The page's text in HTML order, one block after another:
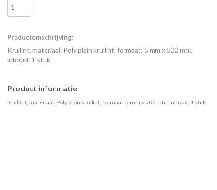
Productomschrijving:
Krullint, materiaal: Poly plain krullint, formaat: 5 mm x 500 mtr.,
inhoud: 1 stuk
Product informatie
Krullint, materiaal: Poly plain krullint, formaat: 5 mm x 500 mtr., inhoud: 1 stuk